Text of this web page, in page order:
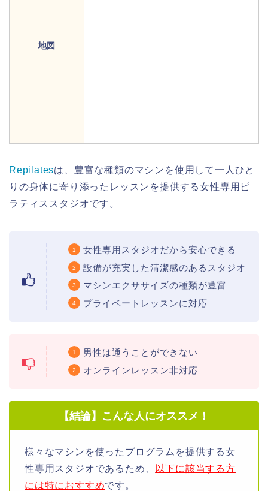
地図
Repilatesは、豊富な種類のマシンを使用して一人ひと
りの身体に寄り添ったレッスンを提供する女性専用ピ
ラティススタジオです。
女性専用スタジオだから安心できる
設備が充実した清潔感のあるスタジオ
マシンエクササイズの種類が豊富
プライベートレッスンに対応
男性は通うことができない
オンラインレッスン非対応
【結論】こんな人にオススメ！
様々なマシンを使ったプログラムを提供する女
性専用スタジオであるため、
以下に該当する方
には特におすすめです。